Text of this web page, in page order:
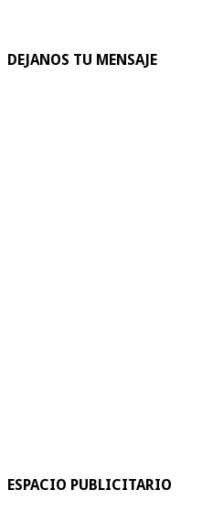
DEJANOS TU MENSAJE
ESPACIO PUBLICITARIO